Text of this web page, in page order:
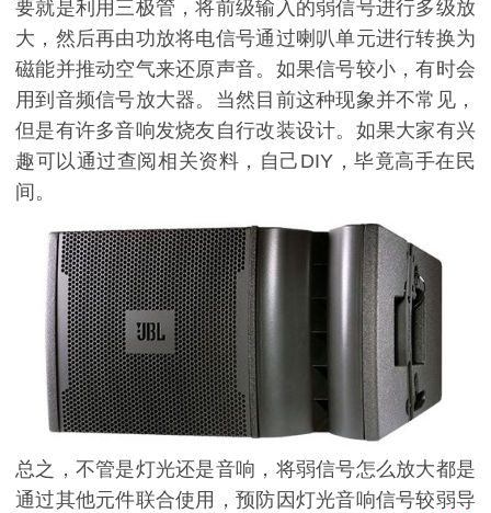
要就是利用三极管，将前级输入的弱信号进行多级放
大，然后再由功放将电信号通过喇叭单元进行转换为
磁能并推动空气来还原声音。如果信号较小，有时会
用到音频信号放大器。当然目前这种现象并不常见，
但是有许多音响发烧友自行改装设计。如果大家有兴
趣可以通过查阅相关资料，自己DIY，毕竟高手在民
间。
总之，不管是灯光还是音响，将弱信号怎么放大都是
通过其他元件联合使用，预防因灯光音响信号较弱导